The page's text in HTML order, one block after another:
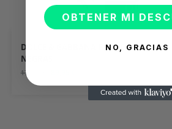
DOLCE & GABBANA BLANCAS Y
NEGRAS
179,90
OBTENER MI
NO, GRACIAS